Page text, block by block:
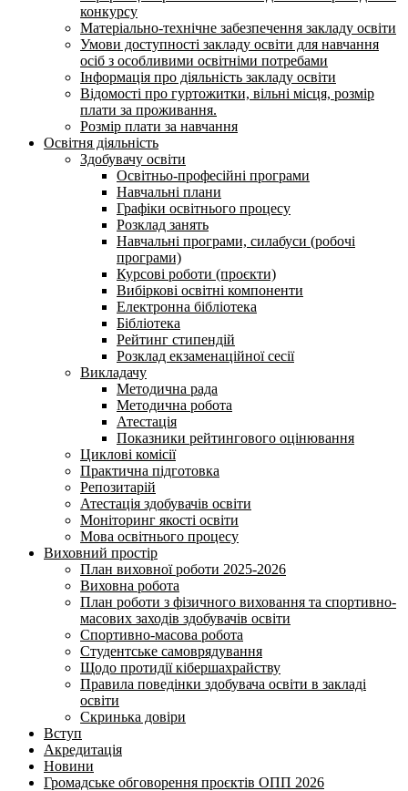
конкурсу
Матеріально-технічне забезпечення закладу освіти
Умови доступності закладу освіти для навчання
осіб з особливими освітніми потребами
Інформація про діяльність закладу освіти
Відомості про гуртожитки, вільні місця, розмір
плати за проживання.
Розмір плати за навчання
Освітня діяльність
Здобувачу освіти
Освітньо-професійні програми
Навчальні плани
Графіки освітнього процесу
Розклад занять
Навчальні програми, силабуси (робочі
програми)
Курсові роботи (проєкти)
Вибіркові освітні компоненти
Електронна бібліотека
Бібліотека
Рейтинг стипендій
Розклад екзаменаційної сесії
Викладачу
Методична рада
Методична робота
Атестація
Показники рейтингового оцінювання
Циклові комісії
Практична підготовка
Репозитарій
Атестація здобувачів освіти
Моніторинг якості освіти
Мова освітнього процесу
Виховний простір
План виховної роботи 2025-2026
Виховна робота
План роботи з фізичного виховання та спортивно-
масових заходів здобувачів освіти
Спортивно-масова робота
Студентське самоврядування
Щодо протидії кібершахрайству
Правила поведінки здобувача освіти в закладі
освіти
Скринька довіри
Вступ
Акредитація
Новини
Громадське обговорення проєктів ОПП 2026